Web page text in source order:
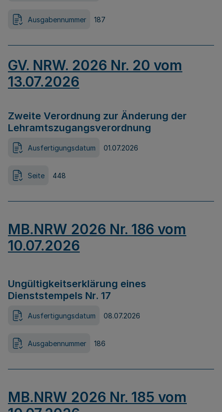
Ausgabennummer 187
GV. NRW. 2026 Nr. 20 vom
13.07.2026
Zweite Verordnung zur Änderung der
Lehramtszugangsverordnung
Ausfertigungsdatum 01.07.2026
Seite 448
MB.NRW 2026 Nr. 186 vom
10.07.2026
Ungültigkeitserklärung eines
Dienststempels Nr. 17
Ausfertigungsdatum 08.07.2026
Ausgabennummer 186
MB.NRW 2026 Nr. 185 vom